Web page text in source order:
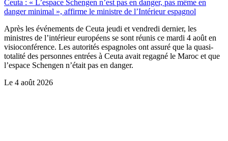
Ceuta : « L’espace Schengen n’est pas en danger, pas même en
danger minimal », affirme le ministre de l’Intérieur espagnol
Après les événements de Ceuta jeudi et vendredi dernier, les
ministres de l’intérieur européens se sont réunis ce mardi 4 août en
visioconférence. Les autorités espagnoles ont assuré que la quasi-
totalité des personnes entrées à Ceuta avait regagné le Maroc et que
l’espace Schengen n’était pas en danger.
Le 4 août 2026